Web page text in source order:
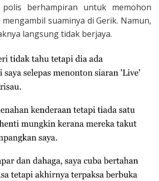
berhampiran untuk memohon
suaminya di Gerik. Namun,
langsung tidak berjaya.